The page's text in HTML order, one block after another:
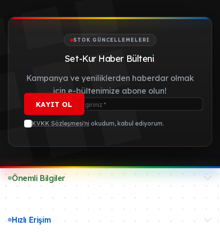
STOK GÜNCELLEMELERI
Set-Kur Haber Bülteni.
Kampanya ve yeniliklerden haberdar olmak
için e-bültenimize abone olun!
KAYIT OL
KVKK Sözleşmesi'ni okudum, kabul ediyorum.
Önemli Bilgiler
Hızlı Erişim